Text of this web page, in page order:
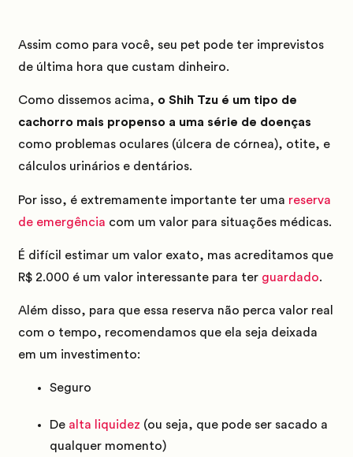
Assim como para você, seu pet pode ter imprevistos
de última hora que custam dinheiro.
Como dissemos acima, o Shih Tzu é um tipo de
cachorro mais propenso a uma série de doenças
como problemas oculares (úlcera de córnea), otite, e
cálculos urinários e dentários.
Por isso, é extremamente importante ter uma reserva
de emergência com um valor para situações médicas.
É difícil estimar um valor exato, mas acreditamos que
R$ 2.000 é um valor interessante para ter guardado.
Além disso, para que essa reserva não perca valor real
com o tempo, recomendamos que ela seja deixada
em um investimento:
Seguro
De alta liquidez (ou seja, que pode ser sacado a
qualquer momento)